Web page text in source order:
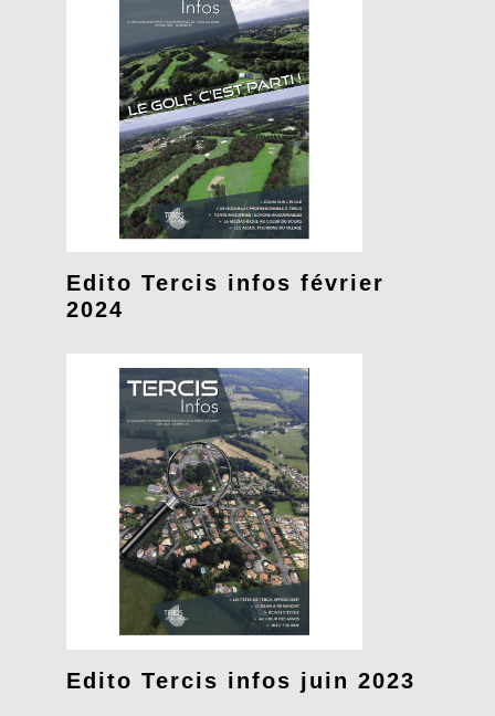
Edito Tercis infos février
2024
Edito Tercis infos juin 2023